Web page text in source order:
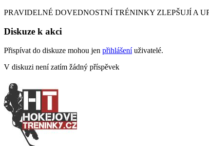
PRAVIDELNÉ DOVEDNOSTNÍ TRÉNINKY ZLEPŠUJÍ A
Diskuze k akci
Přispívat do diskuze mohou jen přihlášeníuživatelé.
V diskuzi není zatím žádný příspěvek